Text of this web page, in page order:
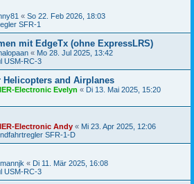
« So 22. Feb 2026, 18:03
SFR-1
mit EdgeTx (ohne ExpressLRS)
« Mo 28. Jul 2025, 13:42
USM-RC-3
and Airplanes
Electronic Evelyn « Di 13. Mai 2025, 15:20
Electronic Andy « Mi 23. Apr 2025, 12:06
SFR-1-D
« Di 11. Mär 2025, 16:08
USM-RC-3